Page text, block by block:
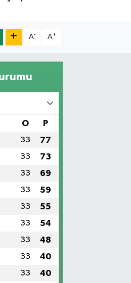
A- A+
O P
33 77
33 73
33 69
33 59
33 55
33 54
33 48
33 40
33 40